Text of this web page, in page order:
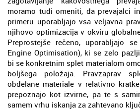
moramo tudi omeniti, da prevajalci
primeru uporabljajo vsa veljavna
njihovo optimizacija v okviru
Preprostejše rečeno, uporabljajo
Engine Optimisation), ki se zelo
bi se konkretnim splet materialom
boljšega položaja. Pravzaprav
obdelane materiale v relativno
prepoznajo kot izvirne, pa te s
samem vrhu iskanja za zahtevano